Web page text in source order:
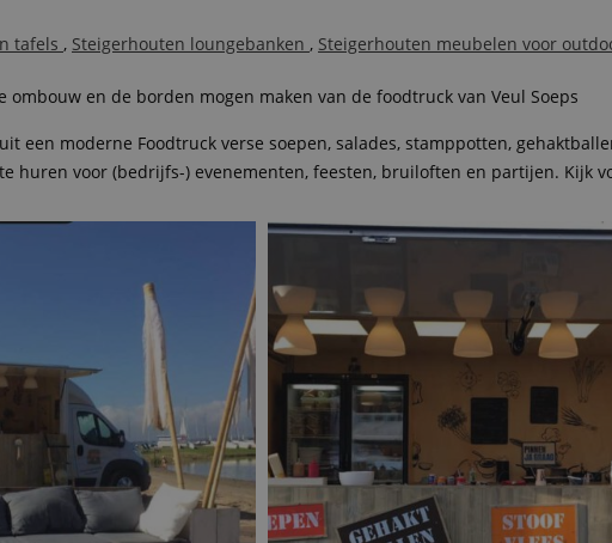
tafels , Steigerhouten loungebanken , Steigerhouten meubelen voor
ombouw en de borden mogen maken van de foodtruck van Veul Soeps
een moderne Foodtruck verse soepen, salades, stamppotten,
huren voor (bedrijfs-) evenementen, feesten, bruiloften en partijen. Kijk